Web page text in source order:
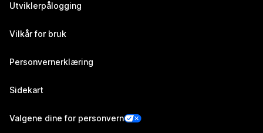
Utviklerpålogging
Vilkår for bruk
Personvernerklæring
Sidekart
Valgene dine for personvern